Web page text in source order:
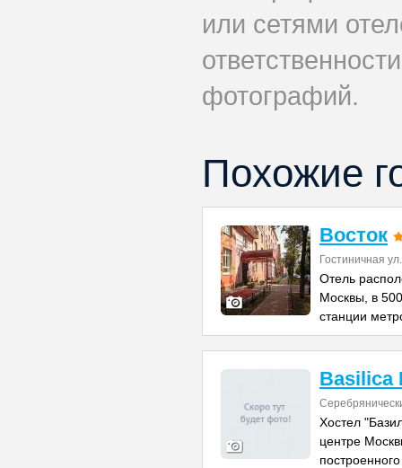
или сетями
фотографий.
Похожие
Восток
Гостиничная
Отель
Москвы, в
станции
Basilica
Хостел
центре